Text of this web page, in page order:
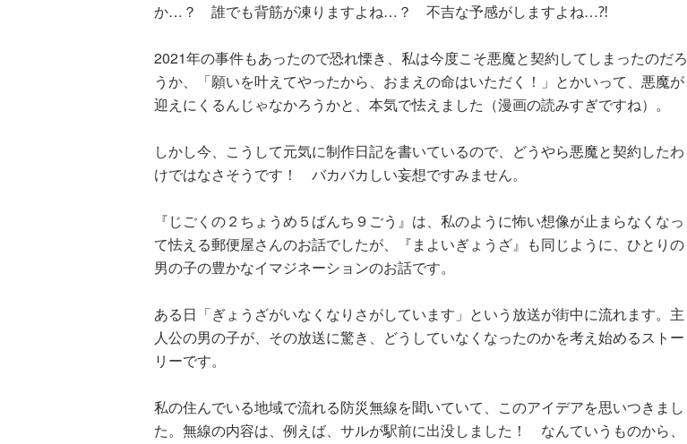
か…？ 誰でも背筋が凍りますよね…？ 不吉な予感がしますよね…⁈
2021年の事件もあったので恐れ慄き、私は今度こそ悪魔と契約してしまったのだろ
うか、「願いを叶えてやったから、おまえの命はいただく！」とかいって、悪魔が
迎えにくるんじゃなかろうかと、本気で怯えました（漫画の読みすぎですね）。
しかし今、こうして元気に制作日記を書いているので、どうやら悪魔と契約したわ
けではなさそうです！ バカバカしい妄想ですみません。
『じごくの２ちょうめ５ばんち９ごう』は、私のように怖い想像が止まらなくなっ
て怯える郵便屋さんのお話でしたが、『まよいぎょうざ』も同じように、ひとりの
男の子の豊かなイマジネーションのお話です。
ある日「ぎょうざがいなくなりさがしています」という放送が街中に流れます。主
人公の男の子が、その放送に驚き、どうしていなくなったのかを考え始めるストー
リーです。
私の住んでいる地域で流れる防災無線を聞いていて、このアイデアを思いつきまし
た。無線の内容は、例えば、サルが駅前に出没しました！ なんていうものから、